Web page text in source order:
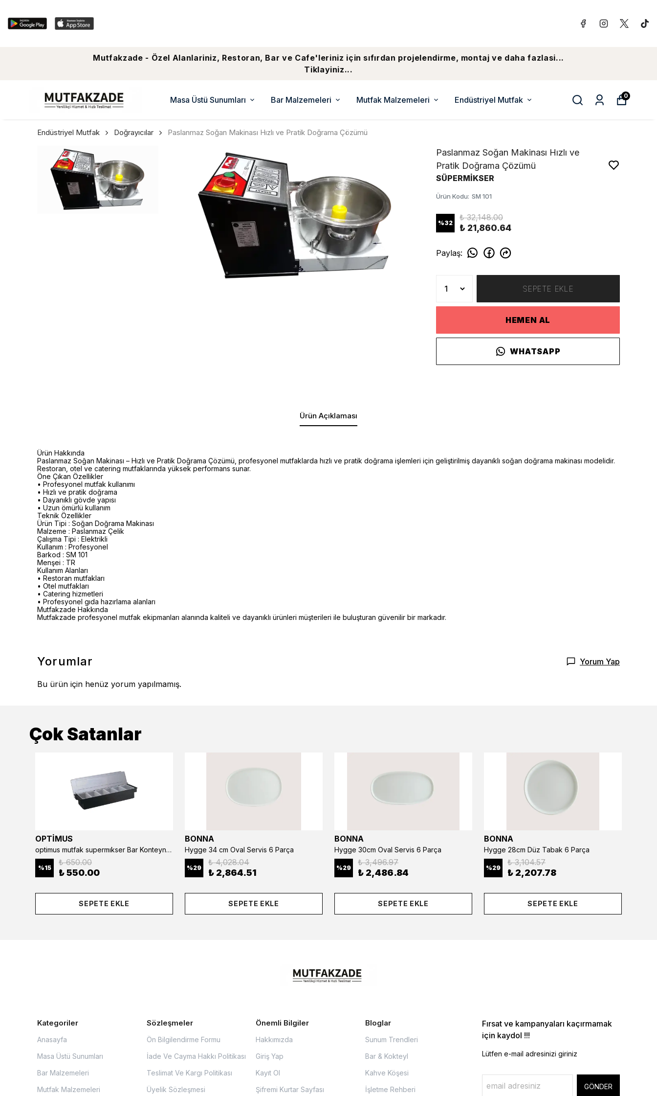
Mutfakzade - Özel Alanlariniz, Restoran, Bar ve Cafe'leriniz için sıfırdan projelendirme, montaj ve daha fazlasi...
Tiklayiniz...
Masa Üstü Sunumları Bar Malzemeleri Mutfak Malzemeleri Endüstriyel Mutfak 0
Endüstriyel Mutfak Doğrayıcılar Paslanmaz Soğan Makinası Hızlı ve Pratik Doğrama Çözümü
Paslanmaz Soğan Makinası Hızlı ve
Pratik Doğrama Çözümü
SÜPERMİKSER
Ürün Kodu: SM 101
%32
₺ 32,148.00
₺ 21,860.64
Paylaş:
SEPETE EKLE
HEMEN AL
WHATSAPP
Ürün Açıklaması
Ürün Hakkında
Paslanmaz Soğan Makinası – Hızlı ve Pratik Doğrama Çözümü, profesyonel mutfaklarda hızlı ve pratik doğrama işlemleri için geliştirilmiş dayanıklı soğan doğrama makinası modelidir.
Restoran, otel ve catering mutfaklarında yüksek performans sunar.
Öne Çıkan Özellikler
• Profesyonel mutfak kullanımı
• Hızlı ve pratik doğrama
• Dayanıklı gövde yapısı
• Uzun ömürlü kullanım
Teknik Özellikler
Ürün Tipi : Soğan Doğrama Makinası
Malzeme : Paslanmaz Çelik
Çalışma Tipi : Elektrikli
Kullanım : Profesyonel
Barkod : SM 101
Menşei : TR
Kullanım Alanları
• Restoran mutfakları
• Otel mutfakları
• Catering hizmetleri
• Profesyonel gıda hazırlama alanları
Mutfakzade Hakkında
Mutfakzade profesyonel mutfak ekipmanları alanında kaliteli ve dayanıklı ürünleri müşterileri ile buluşturan güvenilir bir markadır.
Yorumlar Yorum Yap
Bu ürün için henüz yorum yapılmamış.
Çok Satanlar
OPTİMUS
optimus mutfak supermıkser Bar Konteyner 6'lı 50×16×9 cm Kapaklı Polikarbon Organizer Bar & Kafe
%15
₺ 650.00
₺ 550.00
SEPETE EKLE
BONNA
Hygge 34 cm Oval Servis 6 Parça
%29
₺ 4,028.04
₺ 2,864.51
SEPETE EKLE
BONNA
Hygge 30cm Oval Servis 6 Parça
%29
₺ 3,496.97
₺ 2,486.84
SEPETE EKLE
BONNA
Hygge 28cm Düz Tabak 6 Parça
%29
₺ 3,104.57
₺ 2,207.78
SEPETE EKLE
Kategoriler
Anasayfa
Masa Üstü Sunumları
Bar Malzemeleri
Mutfak Malzemeleri
Sözleşmeler
Ön Bilgilendirme Formu
İade Ve Cayma Hakkı Politikası
Teslimat Ve Kargı Politikası
Üyelik Sözleşmesi
Önemli Bilgiler
Hakkımızda
Giriş Yap
Kayıt Ol
Şifremi Kurtar Sayfası
Bloglar
Sunum Trendleri
Bar & Kokteyl
Kahve Köşesi
İşletme Rehberi
Fırsat ve kampanyaları kaçırmamak
için kaydol !!!
Lütfen e-mail adresinizi giriniz
GÖNDER